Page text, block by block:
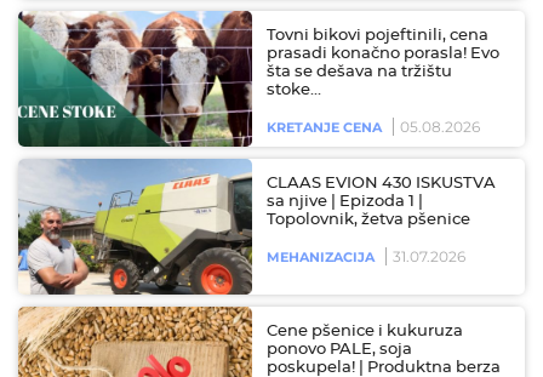
Tovni bikovi pojeftinili, cena
prasadi konačno porasla! Evo
šta se dešava na tržištu
stoke…
KRETANJE CENA 05.08.2026
CLAAS EVION 430 ISKUSTVA
sa njive | Epizoda 1 |
Topolovnik, žetva pšenice
MEHANIZACIJA 31.07.2026
Cene pšenice i kukuruza
ponovo PALE, soja
poskupela! | Produktna berza